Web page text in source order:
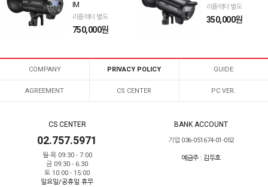
IM
리플렉터 별도
750,000원
리플렉터 별도
350,000원
COMPANY PRIVACY POLICY GUIDE
AGREEMENT CS CENTER PC VER.
CS CENTER
02.757.5971
월-목 09:30 - 7:00
금 09:30 - 6:30
토 10:00 - 15:00
일요일/공휴일 휴무
BANK ACCOUNT
기업 036-051674-01-052
예금주 : 김두호